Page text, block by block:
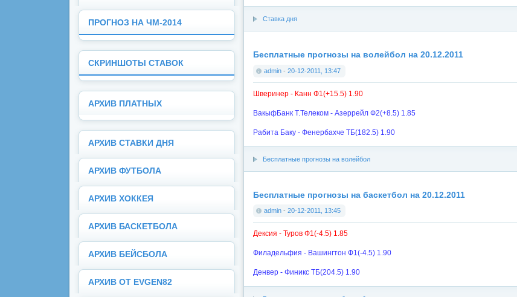
Ставка дня
Бесплатные прогнозы на волейбол на 20.12.2011
admin - 20-12-2011, 13:47
Шверинер - Канн Ф1(+15.5) 1.90
ВакыфБанк T.Телеком - Азеррейл Ф2(+8.5) 1.85
Рабита Баку - Фенербахче ТБ(182.5) 1.90
Бесплатные прогнозы на волейбол
Бесплатные прогнозы на баскетбол на 20.12.2011
admin - 20-12-2011, 13:45
Дексия - Туров Ф1(-4.5) 1.85
Филадельфия - Вашингтон Ф1(-4.5) 1.90
Денвер - Финикс ТБ(204.5) 1.90
ПРОГНОЗ НА ЧМ-2014
СКРИНШОТЫ СТАВОК
АРХИВ ПЛАТНЫХ
АРХИВ СТАВКИ ДНЯ
АРХИВ ФУТБОЛА
АРХИВ ХОККЕЯ
АРХИВ БАСКЕТБОЛА
АРХИВ БЕЙСБОЛА
АРХИВ ОТ EVGEN82